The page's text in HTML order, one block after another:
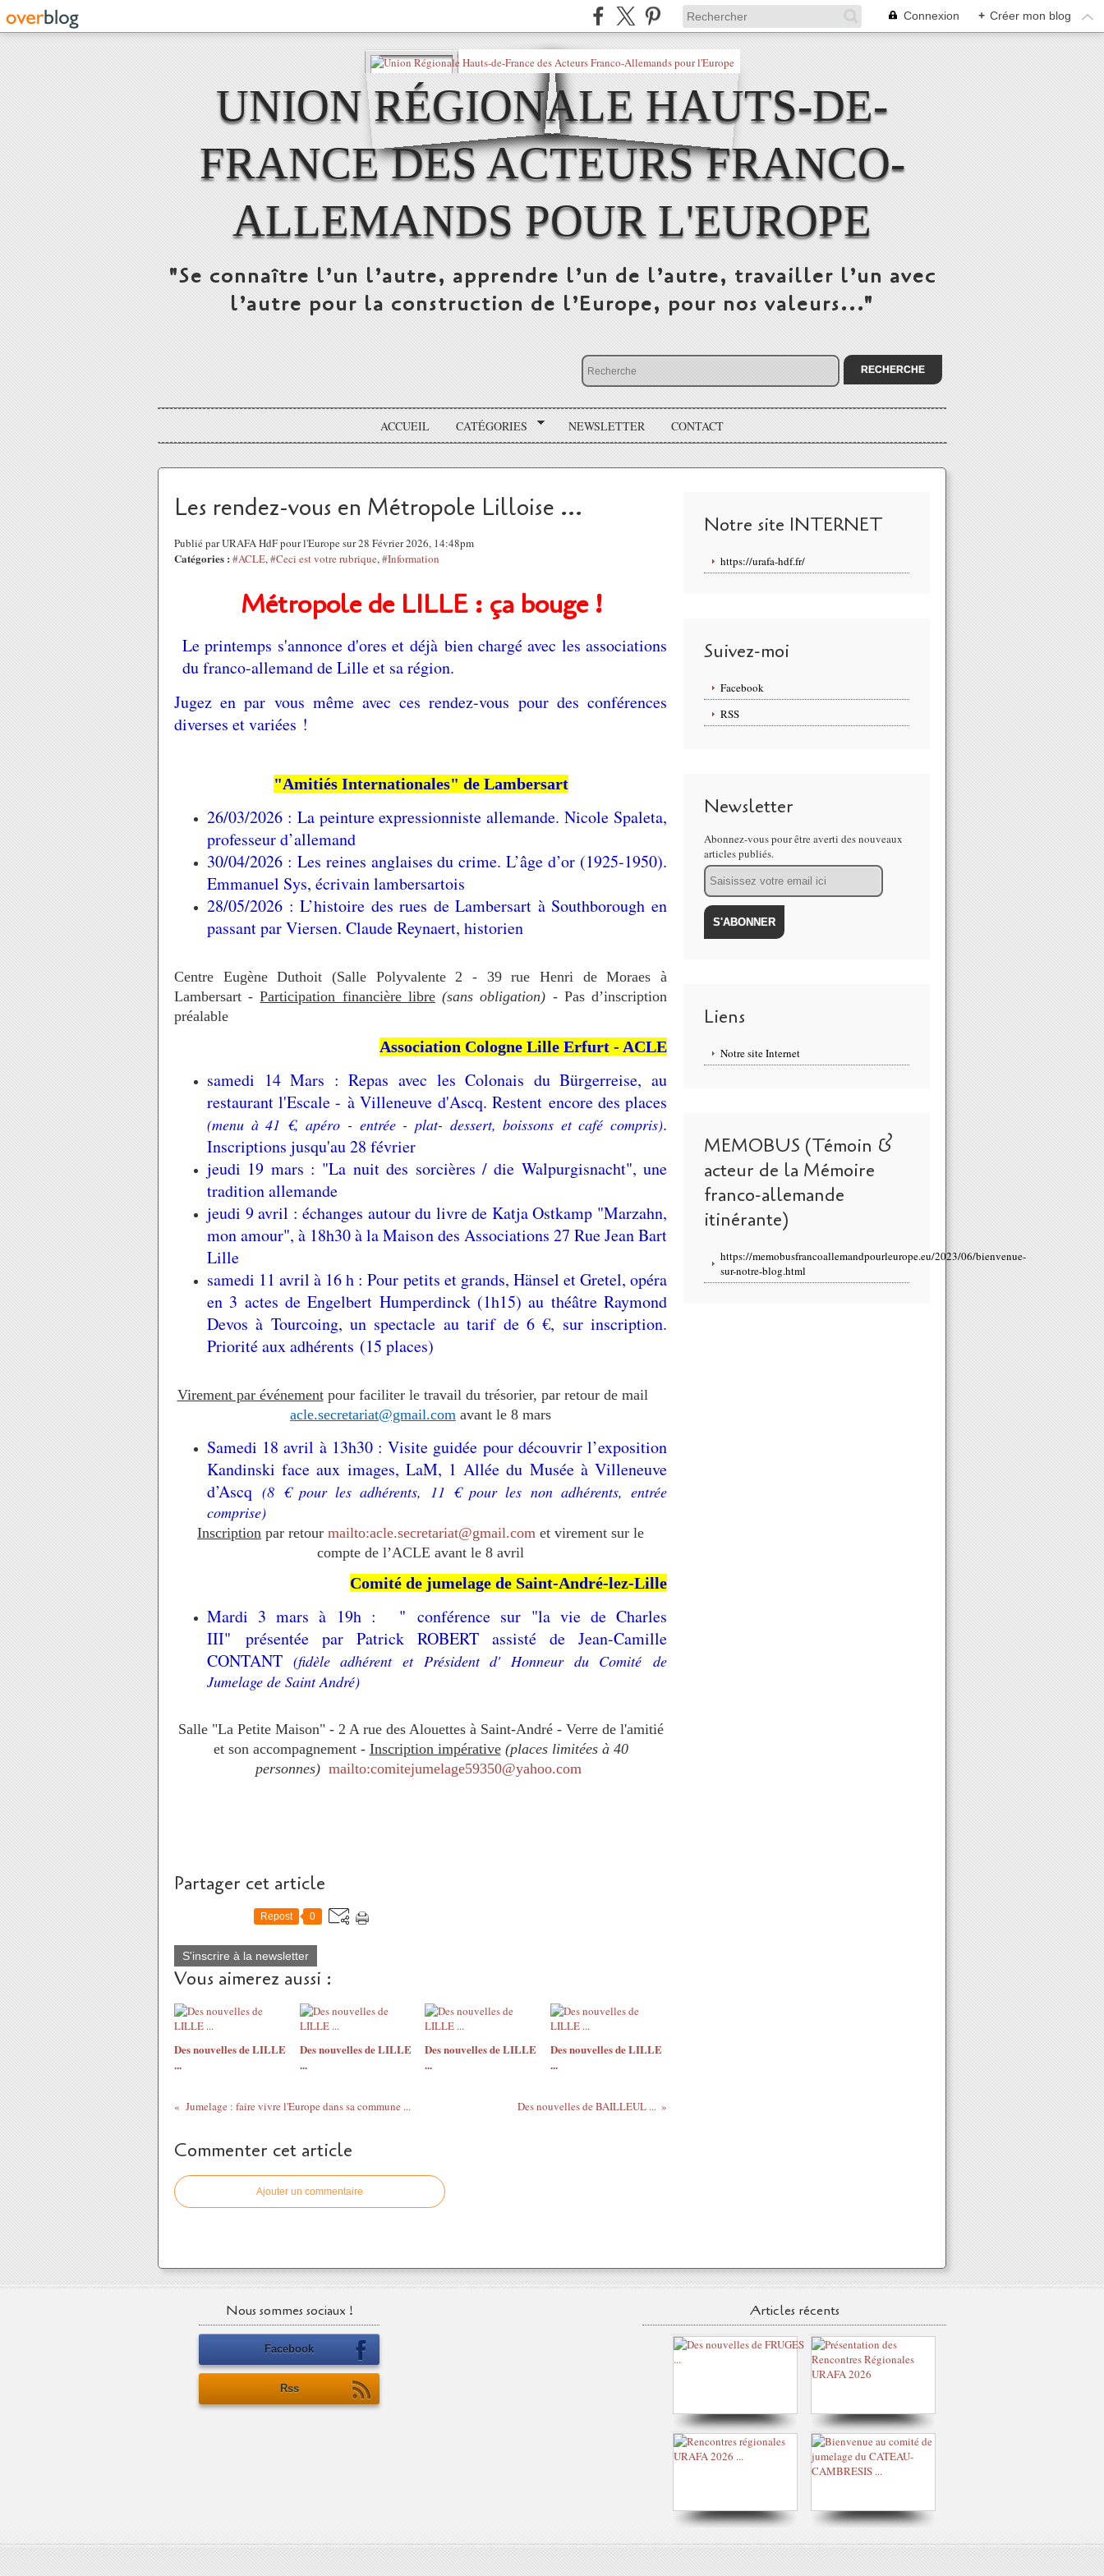
Connexion + Créer mon blog
UNION RÉGIONALE HAUTS-DE-
FRANCE DES ACTEURS FRANCO-
ALLEMANDS POUR L'EUROPE
"Se connaître l’un l’autre, apprendre l’un de l’autre, travailler l’un avec
l’autre pour la construction de l’Europe, pour nos valeurs..."
ACCUEIL CATÉGORIES NEWSLETTER CONTACT
Les rendez-vous en Métropole Lilloise ...
Publié par URAFA HdF pour l'Europe sur 28 Février 2026, 14:48pm
Catégories : #ACLE,#Ceci est votre rubrique,#Information
Métropole de LILLE : ça bouge !
Le printemps s'annonce d'ores et déjà bien chargé avec les associations
du franco-allemand de Lille et sa région.
Jugez en par vous même avec ces rendez-vous pour des conférences
diverses et variées !
"Amitiés Internationales" de Lambersart
26/03/2026 : La peinture expressionniste allemande. Nicole Spaleta,
professeur d’allemand
30/04/2026 : Les reines anglaises du crime. L’âge d’or (1925-1950).
Emmanuel Sys, écrivain lambersartois
28/05/2026 : L’histoire des rues de Lambersart à Southborough en
passant par Viersen. Claude Reynaert, historien
Centre Eugène Duthoit (Salle Polyvalente 2 - 39 rue Henri de Moraes à
Lambersart -Participation financière libre (sans obligation) - Pas d’inscription
préalable
Association Cologne Lille Erfurt - ACLE
samedi 14 Mars : Repas avec les Colonais du Bürgerreise, au
restaurant l'Escale - à Villeneuve d'Ascq. Restent encore des places
(menu à 41 €, apéro - entrée - plat- dessert, boissons et café compris).
Inscriptions jusqu'au 28 février
jeudi 19 mars : "La nuit des sorcières / die Walpurgisnacht", une
tradition allemande
jeudi 9 avril : échanges autour du livre de Katja Ostkamp "Marzahn,
mon amour", à 18h30 à la Maison des Associations 27 Rue Jean Bart
Lille
samedi 11 avril à 16 h : Pour petits et grands, Hänsel et Gretel, opéra
en 3 actes de Engelbert Humperdinck (1h15) au théâtre Raymond
Devos à Tourcoing, un spectacle au tarif de 6 €, sur inscription.
Priorité aux adhérents (15 places)
Virement par événementpour faciliter le travail du trésorier, par retour de mail
acle.secretariat@gmail.com avant le 8 mars
Samedi 18 avril à 13h30 : Visite guidée pour découvrir l’exposition
Kandinski face aux images, LaM, 1 Allée du Musée à Villeneuve
d’Ascq(8 € pour les adhérents, 11 € pour les non adhérents, entrée
comprise)
Inscription par retour mailto:acle.secretariat@gmail.com et virement sur le
compte de l’ACLE avant le 8 avril
Comité de jumelage de Saint-André-lez-Lille
Mardi 3 mars à 19h : " conférence sur "la vie de Charles
III" présentée par Patrick ROBERT assisté de Jean-Camille
CONTANT (fidèle adhérent et Président d' Honneur du Comitéde
Jumelage de Saint André)
Salle "La Petite Maison" - 2 A rue des Alouettes à Saint-André - Verre de l'amitié
et son accompagnement - Inscription impérative(places limitées à 40
personnes) mailto:comitejumelage59350@yahoo.com
Partager cet article
Repost 0
S'inscrire à la newsletter
Vous aimerez aussi :
Des nouvelles de LILLE
...
Des nouvelles de LILLE
...
Des nouvelles de LILLE
...
Des nouvelles de LILLE
...
Jumelage : faire vivre l'Europe dans sa commune ... Des nouvelles de BAILLEUL ...
Commenter cet article
Ajouter un commentaire
Notre site INTERNET
https://urafa-hdf.fr/
Suivez-moi
Facebook
RSS
Newsletter
Abonnez-vous pour être averti des nouveaux
articles publiés.
Email
Liens
Notre site Internet
MEMOBUS (Témoin &
acteur de la Mémoire
franco-allemande
itinérante)
https://memobusfrancoallemandpourleurope.eu/2023/06/bienvenue-
sur-notre-blog.html
Nous sommes sociaux !
Facebook
Rss
Articles récents